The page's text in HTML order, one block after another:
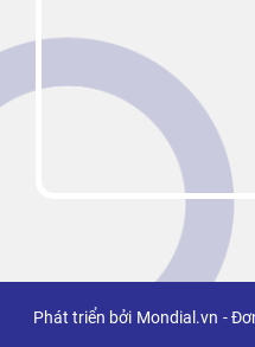
Phát triển bởi Mondial.vn -